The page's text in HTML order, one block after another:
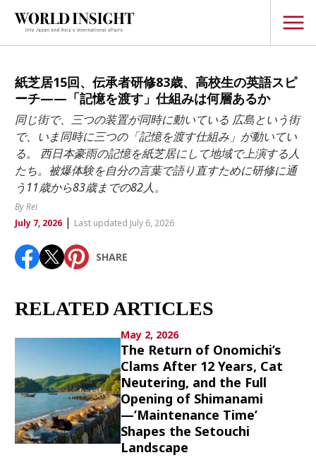
TOPICS
Interview
Japanese
Hiroshima
Politics
Security
Business
Tech/Science
Society
Lifestyle
Article List
紙芝居15回、伝承者研修83歳、高校生の英語スピ
ーチ——「記憶を渡す」仕組みは何層あるか
同じ街で、三つの装置が同時に動いている 広島という街
で、いま同時に三つの「記憶を渡す仕組み」が動いてい
る。 西日本豪雨の記憶を紙芝居にして地域で上演する人
たち。被爆体験を自分の言葉で語り直すために研修に通
う11歳から83歳までの82人。
By Rei
July 7, 2026| Last updated July 6, 2026
SHARE
RELATED ARTICLES
May 2, 2026
The Return of Onomichi’s
Clams After 12 Years, Cat
Neutering, and the Full
Opening of Shimanami
—’Maintenance Time’
Shapes the Setouchi
Landscape
Popular keywords
Fukushimajapan globalization